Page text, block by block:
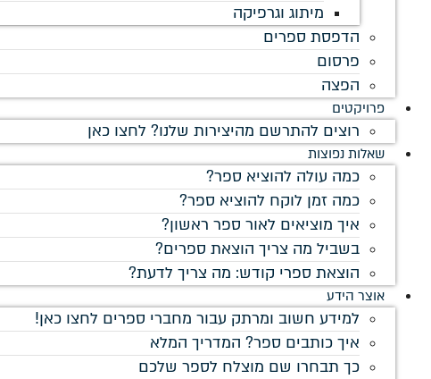
מיתוג וגרפיקה
הדפסת ספרים
פרסום
הפצה
פרויקטים
רוצים להתרשם מהיצירות שלנו? לחצו כאן
שאלות נפוצות
כמה עולה להוציא ספר?
כמה זמן לוקח להוציא ספר?
איך מוציאים לאור ספר ראשון?
בשביל מה צריך הוצאת ספרים?
הוצאת ספרי קודש: מה צריך לדעת?
אוצר הידע
למידע חשוב ומרתק עבור מחברי ספרים לחצו כאן!
איך כותבים ספר? המדריך המלא
כך תבחרו שם מוצלח לספר שלכם